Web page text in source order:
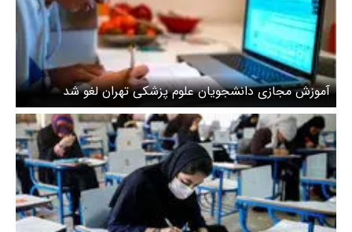
آموزش مجازی دانشجویان علوم پزشکی تهران لغو شد